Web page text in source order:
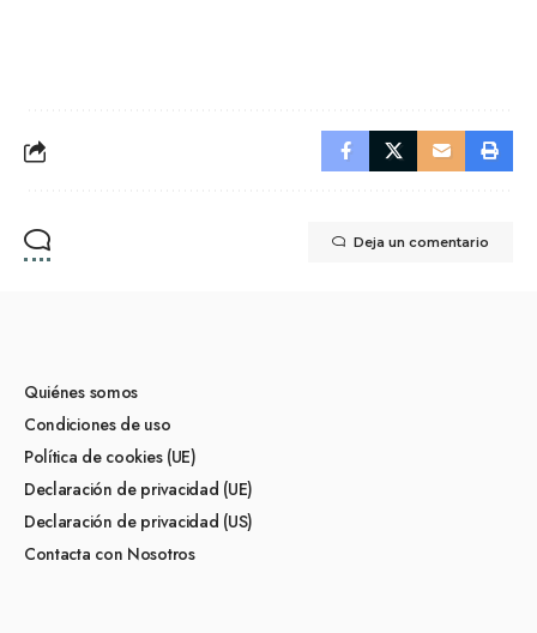
Deja un comentario
Quiénes somos
Condiciones de uso
Política de cookies (UE)
Declaración de privacidad (UE)
Declaración de privacidad (US)
Contacta con Nosotros